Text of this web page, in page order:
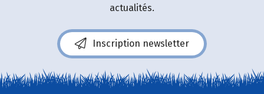
actualités.
Inscription newsletter